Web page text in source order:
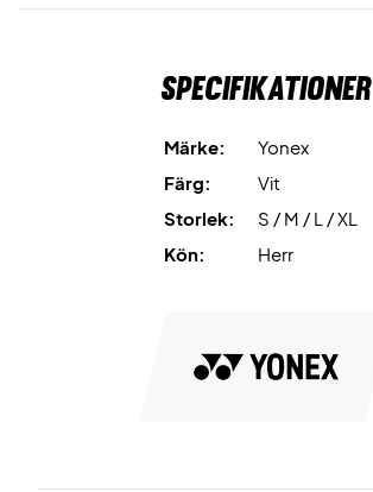
Specifikationer
Märke:
Yonex
Färg:
Vit
Storlek:
S / M / L / XL
Kön:
Herr